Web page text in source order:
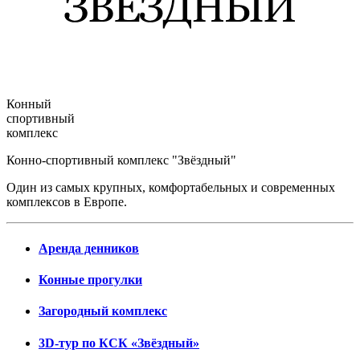
Конный
спортивный
комплекс
Конно-спортивный комплекс "Звёздный"
Один из самых крупных, комфортабельных и современных
комплексов в Европе.
Аренда денников
Конные прогулки
Загородный комплекс
3D-тур по КСК «Звёздный»